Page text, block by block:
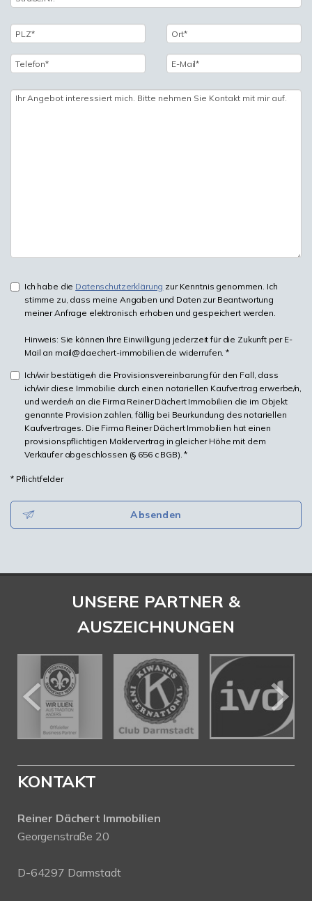
Ich habe die Datenschutzerklärung zur Kenntnis genommen. Ich
stimme zu, dass meine Angaben und Daten zur Beantwortung
meiner Anfrage elektronisch erhoben und gespeichert werden.
Hinweis: Sie können Ihre Einwilligung jederzeit für die Zukunft per E-
Mail an mail@daechert-immobilien.de widerrufen. *
Ich/wir bestätige/n die Provisionsvereinbarung für den Fall, dass
ich/wir diese Immobilie durch einen notariellen Kaufvertrag erwerbe/n,
und werde/n an die Firma Reiner Dächert Immobilien die im Objekt
genannte Provision zahlen, fällig bei Beurkundung des notariellen
Kaufvertrages. Die Firma Reiner Dächert Immobilien hat einen
provisionspflichtigen Maklervertrag in gleicher Höhe mit dem
Verkäufer abgeschlossen (§ 656 c BGB). *
* Pflichtfelder
Absenden
UNSERE PARTNER &
AUSZEICHNUNGEN
KONTAKT
Reiner Dächert Immobilien
Georgenstraße 20
D-64297 Darmstadt